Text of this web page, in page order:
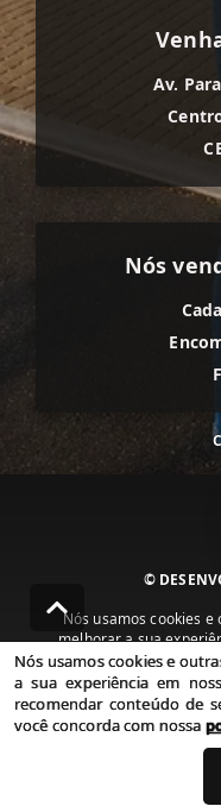
Av.
Nós
©
Nós usamos cookies
melhorar a sua
publicidade e
nossos serviços, você
Política de
Nós usamos cookies e
a sua experiência em
recomendar conteúdo de
você concorda com nossa